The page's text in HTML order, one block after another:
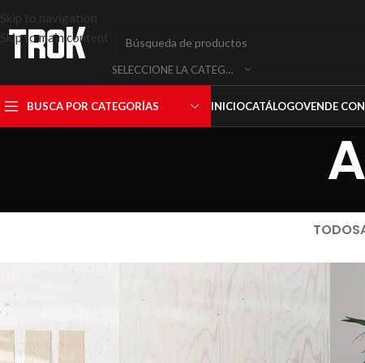
Skip to navigation
Skip to main content
SELECCIONE LA CATEGORÍA
BUSCA POR CATEGORÍAS INICIOCATÁLOGOVENDE
TODOS